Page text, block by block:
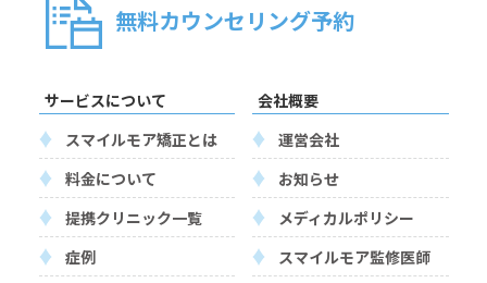
無料カウンセリング予約
サービスについて
スマイルモア矯正とは
料金について
提携クリニック一覧
症例
会社概要
運営会社
お知らせ
メディカルポリシー
スマイルモア監修医師